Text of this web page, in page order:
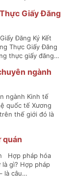
Giấy Đăng
Đăng Ký Kết
Thực Giấy Đăng
thực giấy đăng…
ngành
ngành Kinh tế
quốc tế Xương
thế giới đó là
quán
Hợp pháp hóa
gì? Hợp pháp
là câu…